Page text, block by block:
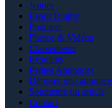
Jeunes
Esprit Rugby
Podcasts
Photos & Vidéos
Classements
Résultats
Petites Annonces
Déposer une annonce
Soumettre un article
Contact